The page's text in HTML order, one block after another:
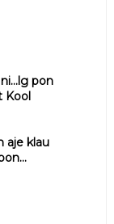
pon
Kool
aje klau